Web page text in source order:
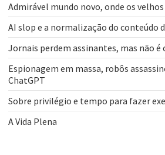
Admirável mundo novo, onde os
AI slop e a normalização do conteúdo
Jornais perdem assinantes, mas não é
Espionagem em massa, robôs
ChatGPT
Sobre privilégio e tempo para fazer
A Vida Plena